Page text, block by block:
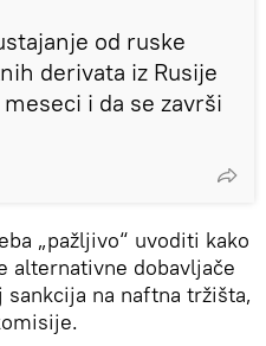
od ruske
derivata iz Rusije
i da se završi
„pažljivo“ uvoditi kako
alternativne dobavljače
na naftna tržišta,